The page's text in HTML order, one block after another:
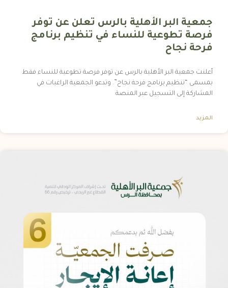
جمعية البر الأهلية بالرس تعلن عن توفر
فرصة تطوعية للنساء في تنظيم برنامج
فرحة نجاح
أعلنت جمعية البر الأهلية بالرس عن توفر فرصة تطوعية للنساء فقط
بمسمى “تنظيم برنامج فرحة نجاح”. وتدعو الجمعية الراغبات في
المشاركة إلى التسجيل عبر المنصة
المزيد